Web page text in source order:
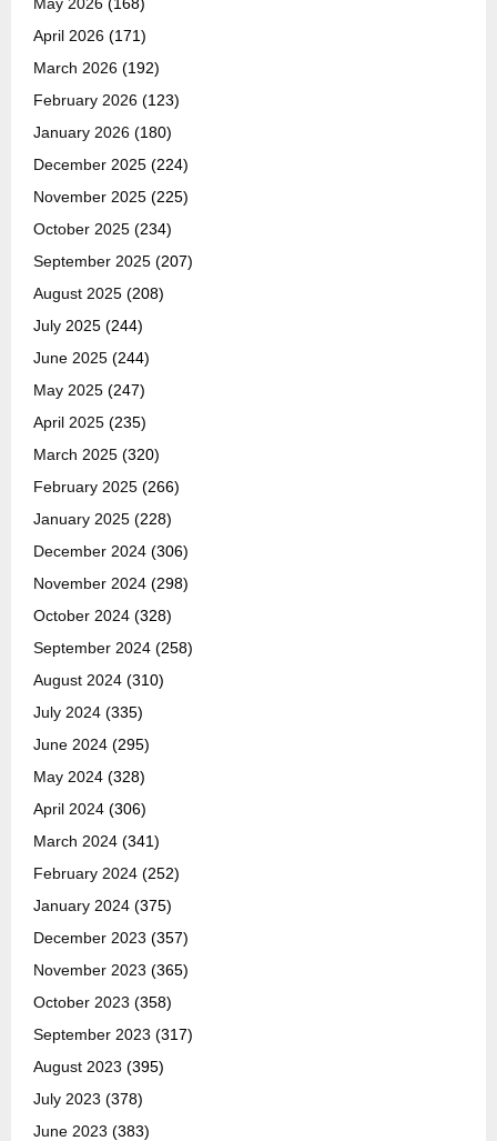
April 2026 (171)
March 2026 (192)
February 2026 (123)
January 2026 (180)
December 2025 (224)
November 2025 (225)
October 2025 (234)
September 2025 (207)
August 2025 (208)
July 2025 (244)
June 2025 (244)
May 2025 (247)
April 2025 (235)
March 2025 (320)
February 2025 (266)
January 2025 (228)
December 2024 (306)
November 2024 (298)
October 2024 (328)
September 2024 (258)
August 2024 (310)
July 2024 (335)
June 2024 (295)
May 2024 (328)
April 2024 (306)
March 2024 (341)
February 2024 (252)
January 2024 (375)
December 2023 (357)
November 2023 (365)
October 2023 (358)
September 2023 (317)
August 2023 (395)
July 2023 (378)
June 2023 (383)